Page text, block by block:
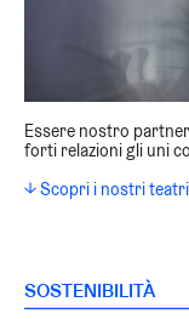
Essere nostro
forti relazioni gli uni
↓ Scopri i nostri teatri
SOSTENIBILITÀ